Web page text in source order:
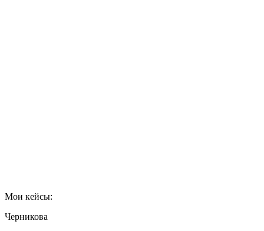
Мои кейсы:
Черникова